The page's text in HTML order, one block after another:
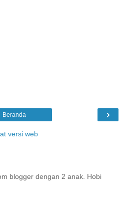
›
Beranda
versi web
blogger dengan 2 anak. Hobi